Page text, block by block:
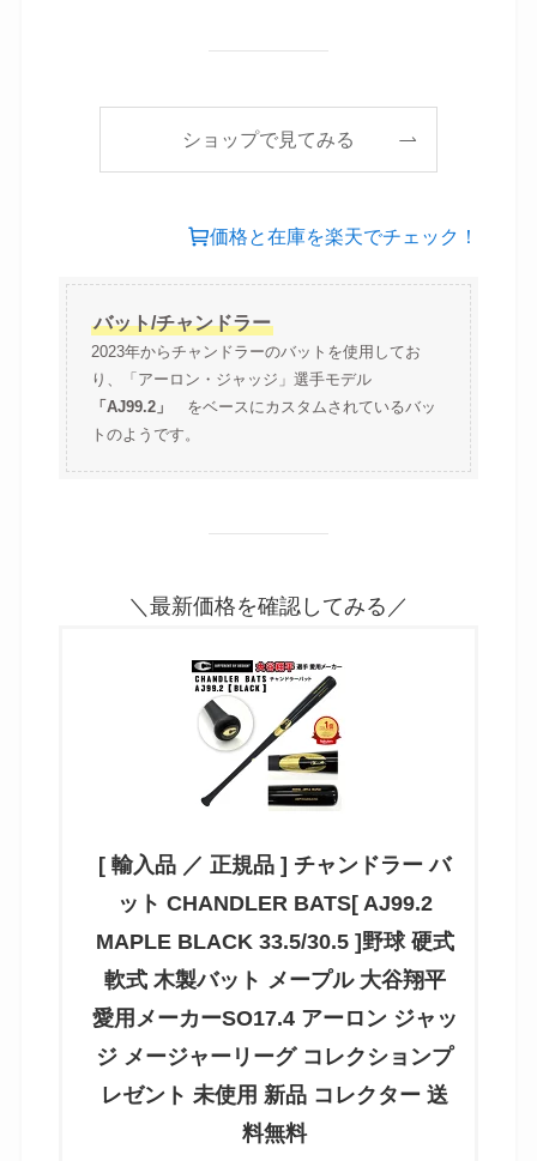
ショップで見てみる
価格と在庫を楽天でチェック！
バット/チャンドラー
2023年からチャンドラーのバットを使用してお
り、「アーロン・ジャッジ」選手モデル
「AJ99.2」
をベースにカスタムされているバッ
トのようです。
＼最新価格を確認してみる／
[ 輸入品 ／ 正規品 ] チャンドラー バ
ット CHANDLER BATS[ AJ99.2
MAPLE BLACK 33.5/30.5 ]野球 硬式
軟式 木製バット メープル 大谷翔平
愛用メーカーSO17.4 アーロン ジャッ
ジ メージャーリーグ コレクションプ
レゼント 未使用 新品 コレクター 送
料無料